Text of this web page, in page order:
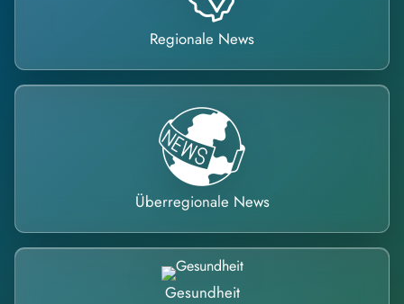
Regionale News
Überregionale News
Gesundheit